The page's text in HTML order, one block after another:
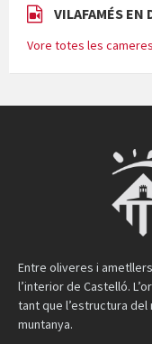
VILAFAMÉS EN
Vore totes les
Entre oliveres i
l’interior de Castelló.
tant que l’estructura del
muntanya.